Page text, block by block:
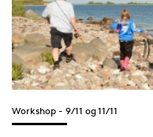
Workshop - 9/11 og 11/11